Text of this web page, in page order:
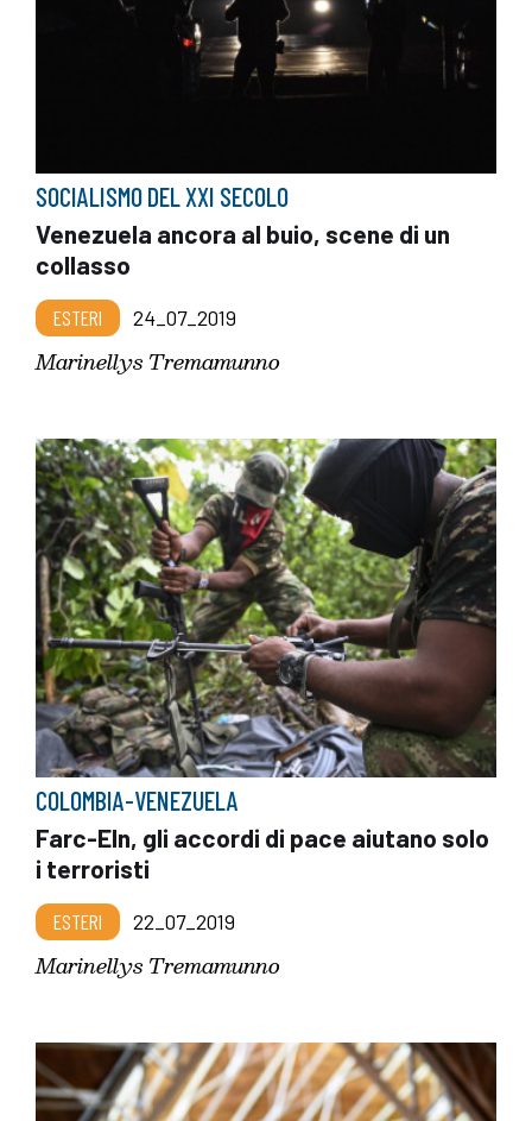
SOCIALISMO DEL XXI SECOLO
Venezuela ancora al buio, scene di un
collasso
ESTERI 24_07_2019
Marinellys Tremamunno
COLOMBIA-VENEZUELA
Farc-Eln, gli accordi di pace aiutano solo
i terroristi
ESTERI 22_07_2019
Marinellys Tremamunno